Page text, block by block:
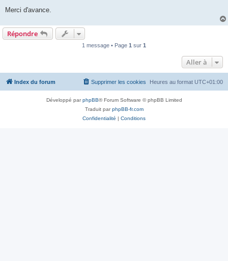
Merci d'avance.
Répondre
1 message • Page 1 sur 1
Aller à
Index du forum Heures au format UTC+01:00
Supprimer les cookies
Développé parphpBB® Forum Software © phpBB Limited
Traduit parphpBB-fr.com
Confidentialité | Conditions